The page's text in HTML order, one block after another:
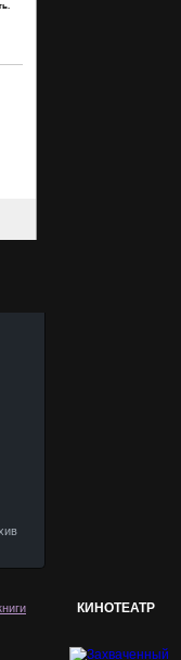
.
КИНОТЕАТР